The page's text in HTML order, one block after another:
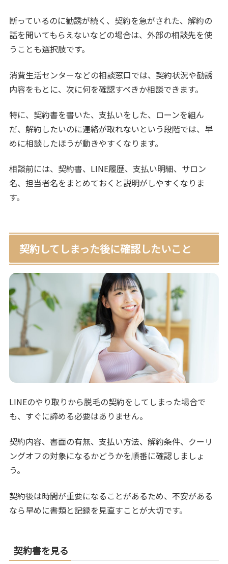
断っているのに勧誘が続く、契約を急がされた、解約の
話を聞いてもらえないなどの場合は、外部の相談先を使
うことも選択肢です。
消費生活センターなどの相談窓口では、契約状況や勧誘
内容をもとに、次に何を確認すべきか相談できます。
特に、契約書を書いた、支払いをした、ローンを組ん
だ、解約したいのに連絡が取れないという段階では、早
めに相談したほうが動きやすくなります。
相談前には、契約書、LINE履歴、支払い明細、サロン
名、担当者名をまとめておくと説明がしやすくなりま
す。
契約してしまった後に確認したいこと
LINEのやり取りから脱毛の契約をしてしまった場合で
も、すぐに諦める必要はありません。
契約内容、書面の有無、支払い方法、解約条件、クーリ
ングオフの対象になるかどうかを順番に確認しましょ
う。
契約後は時間が重要になることがあるため、不安がある
なら早めに書類と記録を見直すことが大切です。
契約書を見る